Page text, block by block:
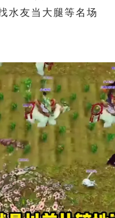
水友当大腿等名场